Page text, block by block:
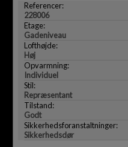
Referencer:
228006
Etage:
Gadeniveau
Lofthøjde:
Høj
Opvarmning:
Individuel
Stil:
Repræsentant
Tilstand:
Godt
Sikkerhedsforanstaltninger:
Sikkerhedsdør